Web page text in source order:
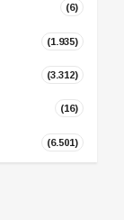
(6)
(1.935)
(3.312)
(16)
(6.501)